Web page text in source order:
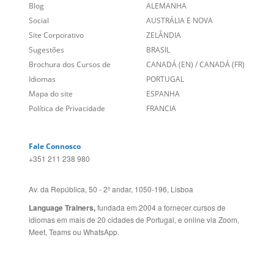
Blog
Social
Site Corporativo
Sugestões
Brochura dos Cursos de
Idiomas
Mapa do site
Política de Privacidade
ALEMANHA
AUSTRÁLIA E NOVA
ZELÂNDIA
BRASIL
CANADÁ (EN) /CANADÁ (FR)
PORTUGAL
ESPANHA
FRANCIA
Fale Connosco
+351 211 238 980
Av. da República, 50 - 2º andar, 1050-196, Lisboa
Language Trainers,fundada em 2004 a fornecer cursos de
idiomas em mais de 20 cidades de Portugal, e online via Zoom,
Meet, Teams ou WhatsApp.